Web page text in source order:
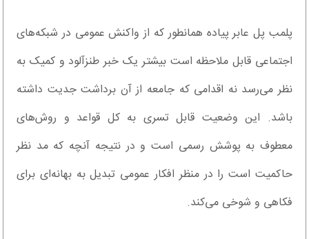
پلمب پل عابر پیاده همانطور که از واکنش عمومی در شبکه‌های
اجتماعی قابل ملاحظه است بیشتر یک خبر طنزآلود و کمیک به
نظر می‌رسد نه اقدامی که جامعه از آن برداشت جدیت داشته
باشد. این وضعیت قابل تسری به کل قواعد و روش‌های
معطوف به پوشش رسمی است و در نتیجه آنچه که مد نظر
حاکمیت است را در منظر افکار عمومی تبدیل به بهانه‌ای برای
فکاهی و شوخی می‌کند.